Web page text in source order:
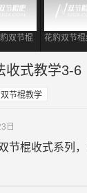
双节棍
2-3替
花豹双节
教学2-2麒
转身跪地
收式教学3-6
节棍教学
日
节棍收式系列